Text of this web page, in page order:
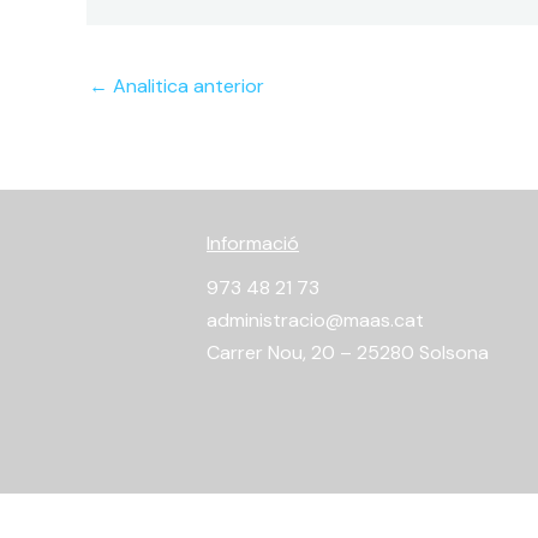
← Analitica anterior
Informació
973 48 21 73
administracio@maas.cat
Carrer Nou, 20 – 25280 Solsona